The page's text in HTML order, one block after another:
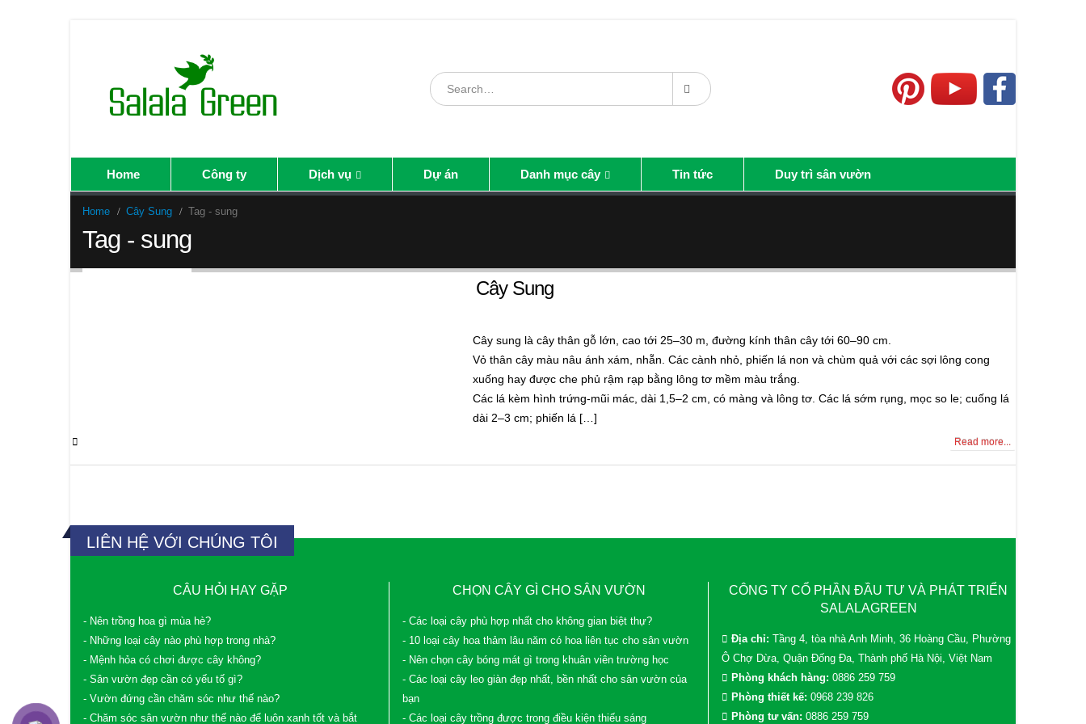
Home Công ty Dịch vụ Dự án Danh mục cây Tin tức Duy trì sân vườn
Home Cây Sung Tag - sung
Tag - sung
Cây Sung
Cây sung là cây thân gỗ lớn, cao tới 25–30 m, đường kính thân cây tới 60–90 cm.
Vỏ thân cây màu nâu ánh xám, nhẵn. Các cành nhỏ, phiến lá non và chùm quả với các sợi lông cong
xuống hay được che phủ rậm rạp bằng lông tơ mềm màu trắng.
Các lá kèm hình trứng-mũi mác, dài 1,5–2 cm, có màng và lông tơ. Các lá sớm rụng, mọc so le; cuống lá
dài 2–3 cm; phiến lá […]
Read more...
LIÊN HỆ VỚI CHÚNG TÔI
CÂU HỎI HAY GẶP
- Nên trồng hoa gì mùa hè?
- Những loại cây nào phù hợp trong nhà?
- Mệnh hỏa có chơi được cây không?
- Sân vườn đẹp cần có yếu tố gì?
- Vườn đứng cần chăm sóc như thế nào?
- Chăm sóc sân vườn như thế nào để luôn xanh tốt và bắt
CHỌN CÂY GÌ CHO SÂN VƯỜN
- Các loại cây phù hợp nhất cho không gian biệt thự?
- 10 loại cây hoa thảm lâu năm có hoa liên tục cho sân vườn
- Nên chọn cây bóng mát gì trong khuân viên trường học
- Các loại cây leo giàn đẹp nhất, bền nhất cho sân vườn của
bạn
- Các loại cây trồng được trong điều kiện thiếu sáng
CÔNG TY CỔ PHẦN ĐẦU TƯ VÀ PHÁT TRIỂN
SALALAGREEN
Địa chỉ:
Tầng 4, tòa nhà Anh Minh, 36 Hoàng Cầu, Phường
Ô Chợ Dừa, Quận Đống Đa, Thành phố Hà Nội, Việt Nam
Phòng khách hàng: 0886 259 759
Phòng thiết kế: 0968 239 826
Phòng tư vấn: 0886 259 759